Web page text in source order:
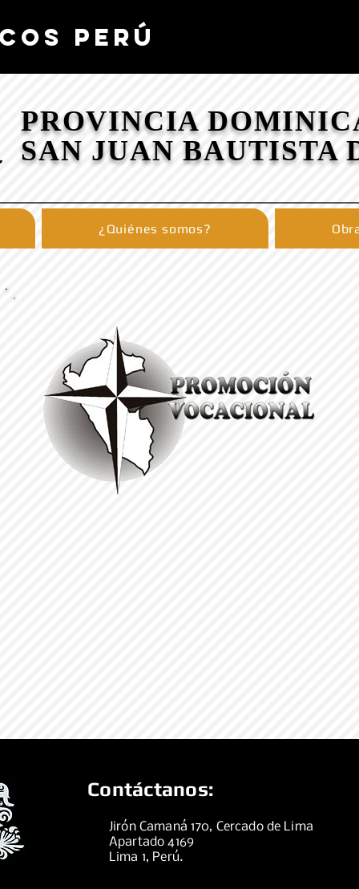
PERÚ
PROVINCIA
SAN JUAN BAUTISTA
¿Quiénes somos?
Contáctanos:
Jirón Camaná 170, Cercado de Lima
Apartado 4169
Lima 1, Perú.